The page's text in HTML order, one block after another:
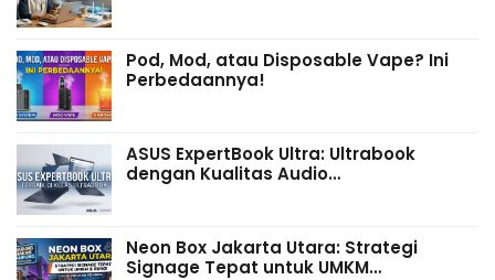
Pod, Mod, atau Disposable Vape? Ini
Perbedaannya!
ASUS ExpertBook Ultra: Ultrabook
dengan Kualitas Audio…
Neon Box Jakarta Utara: Strategi
Signage Tepat untuk UMKM…